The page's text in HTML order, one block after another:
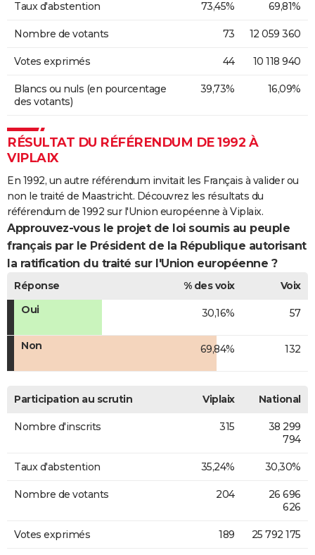
Taux d'abstention 73,45% 69,81%
Nombre de votants 73 12 059 360
Votes exprimés 44 10 118 940
Blancs ou nuls (en pourcentage
des votants)
39,73% 16,09%
RÉSULTAT DU RÉFÉRENDUM DE 1992 À
VIPLAIX
En 1992, un autre référendum invitait les Français à valider ou
non le traité de Maastricht. Découvrez les résultats du
référendum de 1992 sur l'Union européenne à Viplaix.
Approuvez-vous le projet de loi soumis au peuple
français par le Président de la République autorisant
la ratification du traité sur l'Union européenne ?
Réponse % des voix
Voix
Oui
30,16% 57
Non 69,84% 132
Participation au scrutin Viplaix National
Nombre d'inscrits 315
38 299
794
Taux d'abstention 35,24% 30,30%
Nombre de votants 204
26 696
626
Votes exprimés 189 25 792 175